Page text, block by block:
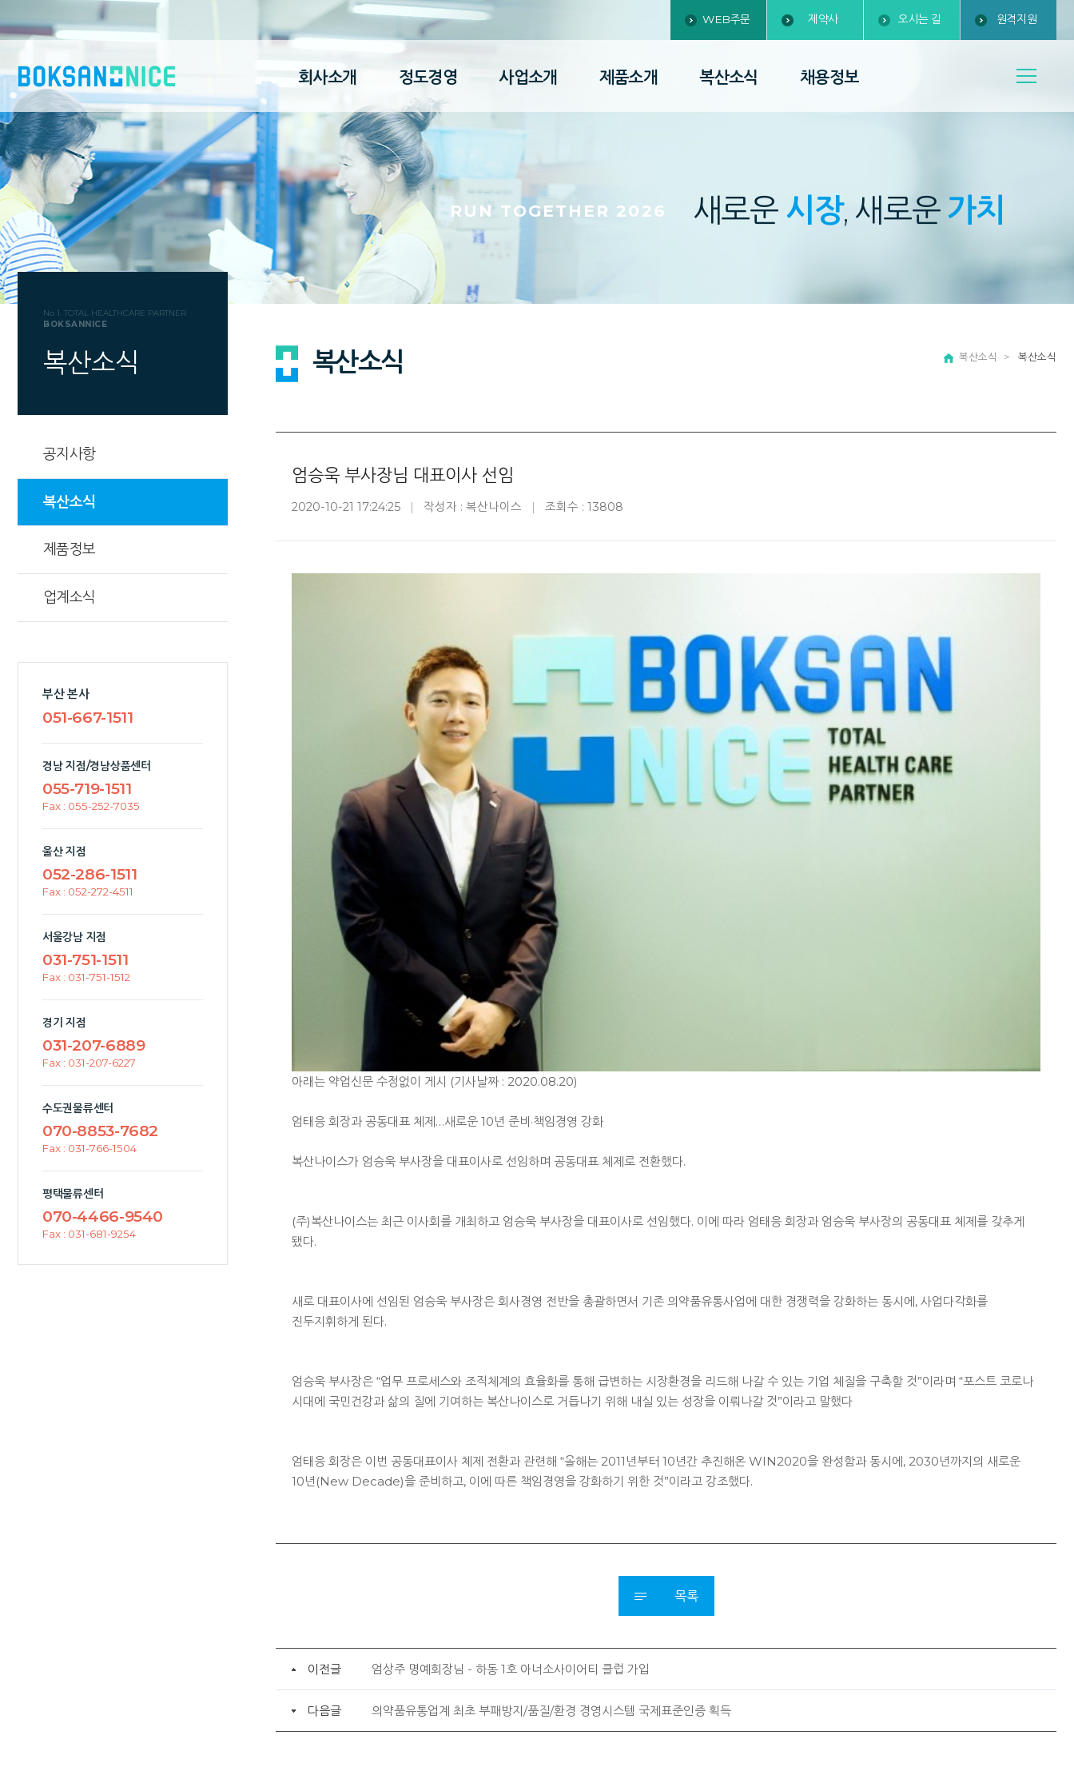
회사소개 정도경영 사업소개 제품소개 복산소식 채용정보
WEB주문 제약사 오시는 길 원격지원
RUN TOGETHER 2026 새로운 시장, 새로운가치
No 1. TOTAL HEALTHCARE PARTNER
BOKSANNICE
복산소식
공지사항
복산소식
제품정보
업계소식
부산 본사
051-667-1511
경남 지점/경남상품센터
055-719-1511
Fax : 055-252-7035
울산 지점
052-286-1511
Fax : 052-272-4511
서울강남 지점
031-751-1511
Fax : 031-751-1512
경기 지점
031-207-6889
Fax : 031-207-6227
수도권물류센터
070-8853-7682
Fax : 031-766-1504
평택물류센터
070-4466-9540
Fax : 031-681-9254
복산소식 복산소식 복산소식
엄승욱 부사장님 대표이사 선임
2020-10-21 17:24:25 작성자 : 복산나이스 조회수 : 13808
아래는 약업신문 수정없이 게시 (기사날짜 : 2020.08.20)
엄태응 회장과 공동대표 체제…새로운 10년 준비·책임경영 강화
복산나이스가 엄승욱 부사장을 대표이사로 선임하며 공동대표 체제로 전환했다.
(주)복산나이스는 최근 이사회를 개최하고 엄승욱 부사장을 대표이사로 선임했다. 이에 따라 엄태응 회장과 엄승욱 부사장의 공동대표 체제를 갖추게
됐다.
새로 대표이사에 선임된 엄승욱 부사장은 회사경영 전반을 총괄하면서 기존 의약품유통사업에 대한 경쟁력을 강화하는 동시에, 사업다각화를
진두지휘하게 된다.
엄승욱 부사장은 “업무 프로세스와 조직체계의 효율화를 통해 급변하는 시장환경을 리드해 나갈 수 있는 기업 체질을 구축할 것”이라며 “포스트 코로나
시대에 국민건강과 삶의 질에 기여하는 복산나이스로 거듭나기 위해 내실 있는 성장을 이뤄나갈 것”이라고 말했다
엄태응 회장은 이번 공동대표이사 체제 전환과 관련해 “올해는 2011년부터 10년간 추진해온 WIN2020을 완성함과 동시에, 2030년까지의 새로운
10년(New Decade)을 준비하고, 이에 따른 책임경영을 강화하기 위한 것”이라고 강조했다.
목록
이전글 엄상주 명예회장님 - 하동 1호 아너소사이어티 클럽 가입
다음글 의약품유통업계 최초 부패방지/품질/환경 경영시스템 국제표준인증 획득